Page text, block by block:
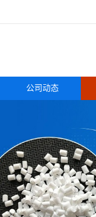
公司动态